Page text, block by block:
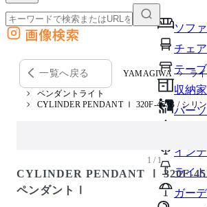
ソファ
チェ
テー
収納
パー
オフ
イン
ライ
ガー
外部サイトの商品をカートに追加
他のサイトで見つけた商品ページのURLを貼り付けて、カートに追
画像検索
一覧へ戻る YAMAGIWA ラ
ペンダントライト
CYLINDER PENDANT Ⅰ 320F-457B / シリ
1 / 1
CYLINDER PENDANT Ⅰ 320F-
ペンダントⅠ